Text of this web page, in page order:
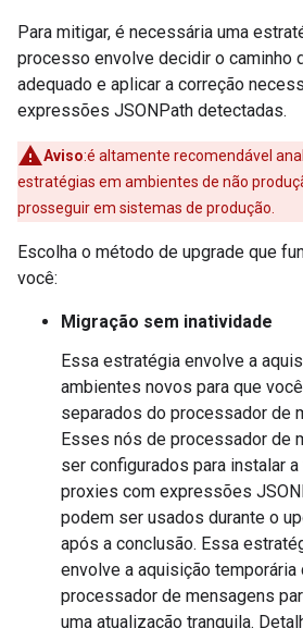
Para mitigar, é necessária uma
processo envolve decidir o caminho
adequado e aplicar a correção
expressões JSONPath detectadas.
Aviso:é altamente recomendável
estratégias em ambientes de não
prosseguir em sistemas de produção.
Escolha o método de upgrade que
você:
Migração sem inatividade
Essa estratégia envolve a
ambientes novos para que
separados do processador de
Esses nós de processador de
ser configurados para instalar
proxies com expressões
podem ser usados durante o
após a conclusão. Essa
envolve a aquisição
processador de mensagens
uma atualização tranquila.